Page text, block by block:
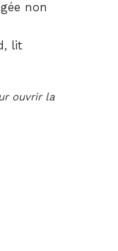
non
lit
ouvrir la